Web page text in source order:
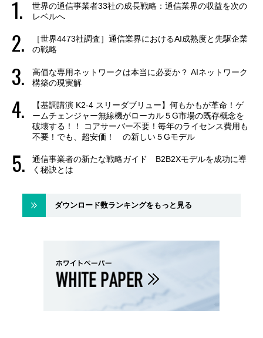
世界の通信事業者33社の成長戦略：通信業界の収益を次の
レベルへ
［世界4473社調査］通信業界におけるAI成熟度と先駆企業
の戦略
高価な専用ネットワークは本当に必要か？ AIネットワーク
構築の現実解
【基調講演 K2-4 スリーダブリュー】何もかもが革命！ゲ
ームチェンジャー無線機がローカル５G市場の既存概念を
破壊する！！ コアサーバー不要！毎年のライセンス費用も
不要！でも、超安価！ の新しい５Gモデル
通信事業者の新たな戦略ガイド B2B2Xモデルを成功に導
く秘訣とは
ダウンロード数ランキングをもっと見る